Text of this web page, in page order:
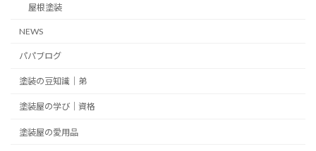
屋根塗装
NEWS
パパブログ
塗装の豆知識｜弟
塗装屋の学び｜資格
塗装屋の愛用品